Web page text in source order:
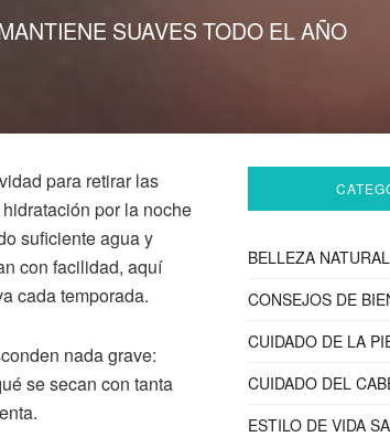
SUAVES TODO EL AÑO
para retirar las
por la noche
suficiente agua y
con facilidad, aquí
cada temporada.
nada grave:
se secan con tanta
BELLEZA NATURAL
CONSEJOS DE
CUIDADO DE LA
CUIDADO DEL
ESTILO DE VIDA